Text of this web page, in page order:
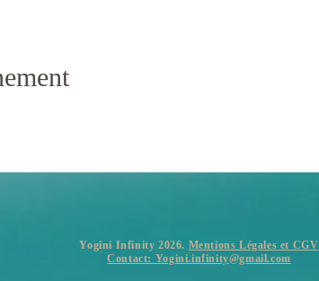
Yogini Infinity 2026. Mentions Légales et CGV
Contact: Yogini.infinity@gmail.com